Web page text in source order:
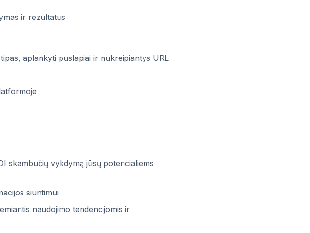
ir rezultatus
aplankyti puslapiai ir nukreipiantys URL
skambučių vykdymą jūsų potencialiems
siuntimui
naudojimo tendencijomis ir